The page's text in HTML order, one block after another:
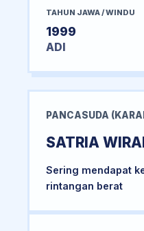
TAHUN JAWA / WINDU
1999
ADI
PANCASUDA
SATRIA
Sering mendapat
rintangan berat